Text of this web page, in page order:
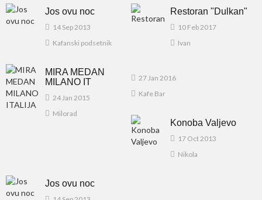
Jos ovu noc
14 Sep 2013
Kafanski podsetnik
Restoran "Dulkan"
10 Feb 2017
Ivan
MIRA MEDAN
MILANO IT
24 Jan 2015
Milorad
27 Jan 2016
Kafe Bar
Konoba Valjevo
17 Oct 2013
Nikola
Jos ovu noc